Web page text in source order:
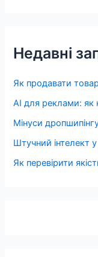
Недавні
Як продавати
AI для реклами: як
Мінуси
Штучний інтелект
Як перевірити